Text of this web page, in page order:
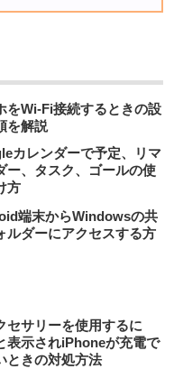
をWi-Fi接続するときの設
を解説
カレンダーで予定、リマ
ー、タスク、ゴールの使
方
端末からWindowsの共
ルダーにアクセスする方
セサリーを使用するに
表示されiPhoneが充電で
ときの対処方法